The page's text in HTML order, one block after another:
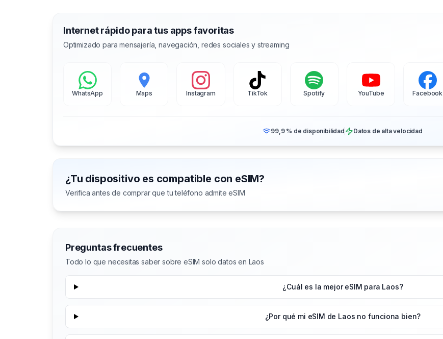
Internet rápido para tus apps favoritas
Optimizado para mensajería, navegación, redes sociales y streaming
WhatsApp Maps Instagram TikTok Spotify YouTube Facebook
99,9 % de disponibilidad Datos de alta velocidad
¿Tu dispositivo es compatible con eSIM?
Verifica antes de comprar que tu teléfono admite eSIM
Preguntas frecuentes
Todo lo que necesitas saber sobre eSIM solo datos en Laos
¿Cuál es la mejor eSIM para Laos?
¿Por qué mi eSIM de Laos no funciona bien?